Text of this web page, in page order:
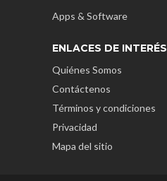
Apps & Software
ENLACES DE INTERÉS
Quiénes Somos
Contáctenos
Términos y condiciones
Privacidad
Mapa del sitio